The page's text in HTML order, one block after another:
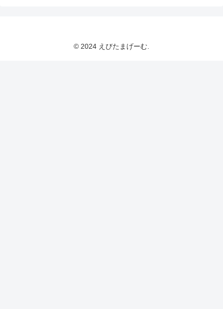
© 2024 えびたまげーむ.